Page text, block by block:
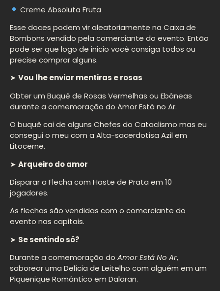
Creme Absoluta Fruta
Esse doces podem vir aleatoriamente na Caixa de
Bombons vendido pela comerciante do evento. Então
pode ser que logo de inicio você consiga todos ou
precise comprar alguns.
➤ Vou lhe enviar mentiras e rosas
Obter um Buquê de Rosas Vermelhas ou Ebâneas
durante a comemoração do Amor Está no Ar.
O buquê cai de alguns Chefes do Cataclismo mas eu
consegui o meu com a Alta-sacerdotisa Azil em
Litocerne.
➤ Arqueiro do amor
Disparar a Flecha com Haste de Prata em 10
jogadores.
As flechas são vendidas com o comerciante do
evento nas capitais.
➤ Se sentindo só?
Durante a comemoração do Amor Está No Ar,
saborear uma Delícia de Leitelho com alguém em um
Piquenique Romântico em Dalaran.